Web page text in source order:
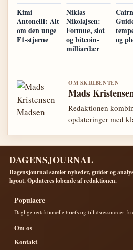
Kimi
Antonelli: Alt
om den unge
F1-stjerne
Niklas
Nikolajsen:
Formue, slot
og bitcoin-
milliardær
og
OM SKRIBENTEN
Mads
Redaktionen
opdateringer med
DAGENSJOURNAL
Dagensjournal samler nyheder, guider og
layout. Opdateres lobende af redaktionen.
Populaere
Daglige redaktionelle briefs og tillidsressourcer,
Om os
Kontakt